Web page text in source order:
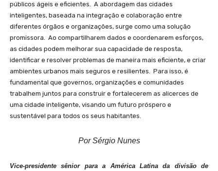
públicos ágeis e eficientes. A abordagem das cidades
inteligentes, baseada na integração e colaboração entre
diferentes órgãos e organizações, surge como uma solução
promissora. Ao compartilharem dados e coordenarem esforços,
as cidades podem melhorar sua capacidade de resposta,
identificar e resolver problemas de maneira mais eficiente, e criar
ambientes urbanos mais seguros e resilientes. Para isso, é
fundamental que governos, organizações e comunidades
trabalhem juntos para construir e fortalecerem as alicerces de
uma cidade inteligente, visando um futuro próspero e
sustentável para todos os seus habitantes.
Por Sérgio Nunes
Vice-presidente sênior para a América Latina da divisão de